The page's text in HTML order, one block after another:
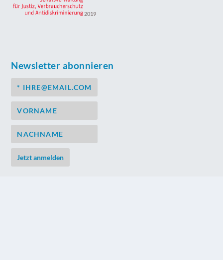
2019
Newsletter abonnieren